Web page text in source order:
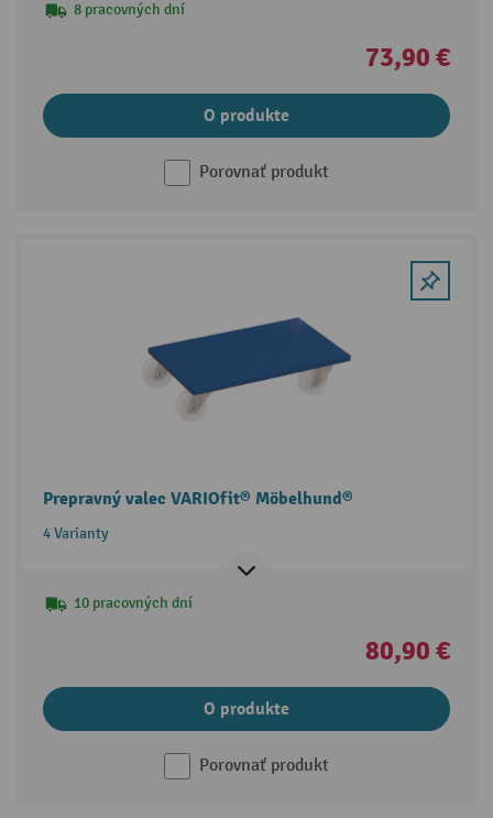
8 pracovných dní
73,90 €
O produkte
Porovnať produkt
Prepravný valec VARIOfit® Möbelhund®
4 Varianty
10 pracovných dní
80,90 €
O produkte
Porovnať produkt